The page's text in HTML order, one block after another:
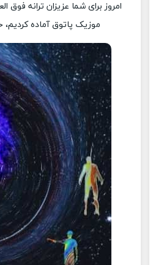
امروز برای شما عزیزان ترانه
موزیک پاتوق آماده